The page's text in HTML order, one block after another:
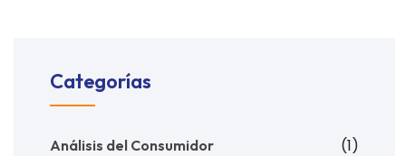
Categorías
Análisis del Consumidor (1)